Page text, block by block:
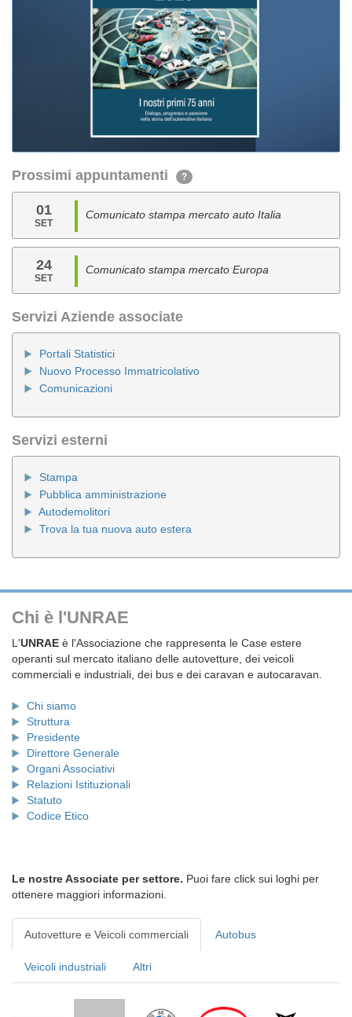
Prossimi appuntamenti ?
01
SET
Comunicato stampa mercato auto Italia
24
SET
Comunicato stampa mercato Europa
Servizi Aziende associate
Portali Statistici
Nuovo Processo Immatricolativo
Comunicazioni
Servizi esterni
Stampa
Pubblica amministrazione
Autodemolitori
Trova la tua nuova auto estera
Chi è l'UNRAE
L'UNRAE è l'Associazione che rappresenta le Case estere
operanti sul mercato italiano delle autovetture, dei veicoli
commerciali e industriali, dei bus e dei caravan e autocaravan.
Chi siamo
Struttura
Presidente
Direttore Generale
Organi Associativi
Relazioni Istituzionali
Statuto
Codice Etico
Le nostre Associate per settore. Puoi fare click sui loghi per
ottenere maggiori informazioni.
Autovetture e Veicoli commerciali Autobus
Veicoli industriali Altri